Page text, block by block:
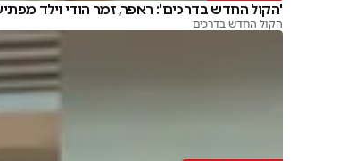
'הקול החדש בדרכים': ראפר, זמר הודי וילד
הקול החדש בדרכים